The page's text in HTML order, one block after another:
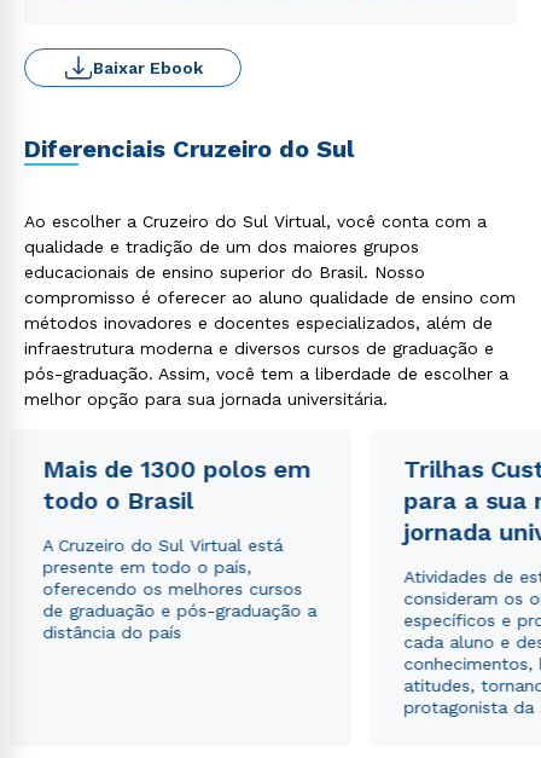
Baixar Ebook
Diferenciais Cruzeiro do Sul
Ao escolher a Cruzeiro do Sul Virtual, você conta com a
qualidade e tradição de um dos maiores grupos
educacionais de ensino superior do Brasil. Nosso
compromisso é oferecer ao aluno qualidade de ensino com
métodos inovadores e docentes especializados, além de
infraestrutura moderna e diversos cursos de graduação e
pós-graduação. Assim, você tem a liberdade de escolher a
melhor opção para sua jornada universitária.
Mais de 1300 polos em
todo o Brasil
A Cruzeiro do Sul Virtual está
presente em todo o país,
oferecendo os melhores cursos
de graduação e pós-graduação a
distância do país
Trilhas
para a sua
jornada
Atividades de
consideram os
específicos e
cada aluno e
conhecimentos,
atitudes,
protagonista da